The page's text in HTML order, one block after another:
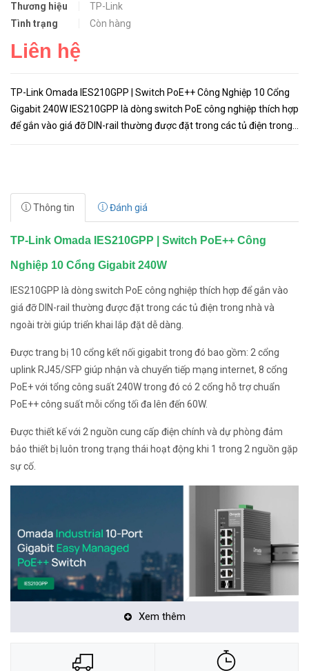
Thương hiệu
TP-Link
Tình trạng
Còn hàng
Liên hệ
TP-Link Omada IES210GPP | Switch PoE++ Công Nghiệp 10 Cổng
Gigabit 240W IES210GPP là dòng switch PoE công nghiệp thích hợp
để gắn vào giá đỡ DIN-rail thường được đặt trong các tủ điện trong
Thông tin Đánh giá
TP-Link Omada IES210GPP | Switch PoE++ Công
Nghiệp 10 Cổng Gigabit 240W
IES210GPP là dòng switch PoE công nghiệp thích hợp để gắn vào
giá đỡ DIN-rail thường được đặt trong các tủ điện trong nhà và
ngoài trời giúp triển khai lắp đặt dễ dàng.
Được trang bị 10 cổng kết nối gigabit trong đó bao gồm: 2 cổng
uplink RJ45/SFP giúp nhận và chuyển tiếp mạng internet, 8 cổng
PoE+ với tổng công suất 240W trong đó có 2 cổng hỗ trợ chuẩn
PoE++ công suất mỗi cổng tối đa lên đến 60W.
Được thiết kế với 2 nguồn cung cấp điện chính và dự phòng đảm
bảo thiết bị luôn trong trạng thái hoạt động khi 1 trong 2 nguồn gặp
sự cố.
Xem thêm